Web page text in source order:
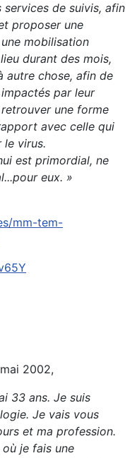
de suivis, afin
proposer une
mobilisation
durant des mois,
autre chose, afin de
par leur
une forme
avec celle qui
virus.
est primordial, ne
eux. »
mm-tem-
2002,
33 ans. Je suis
Je vais vous
et ma profession.
où je fais une